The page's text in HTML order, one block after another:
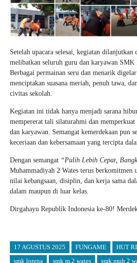
Setelah upacara selesai, kegiatan dilanjutkan
melibatkan seluruh guru dan karyawan SMK
Berbagai permainan seru dan menarik
menciptakan suasana meriah, penuh tawa,
civitas sekolah.
Kegiatan ini tidak hanya menjadi sarana
mempererat tali silaturahmi dan
dan karyawan. Semangat kemerdekaan pun
keceriaan dan kebersamaan yang tercipta
Dengan semangat “Pulih Lebih Cepat,
Muhammadiyah 2 Wates terus berkomitmen
nilai kebangsaan, disiplin, dan kerja sama
dalam maupun di luar kelas.
Dirgahayu Republik Indonesia ke-80!
17 AGUSTUS 2025 FUNGAME HUT RI
smk lorena
smk m 2 wates
smk muh 2